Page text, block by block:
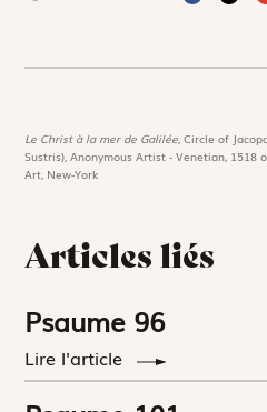
Le Christ à la mer de Galilée,Circle of
Sustris), Anonymous Artist - Venetian,
Art, New-York
Articles liés
Psaume 96
Lire l'article